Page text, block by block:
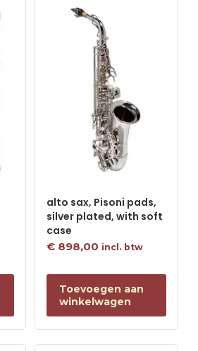
alto sax, Pisoni pads,
silver plated, with soft
case
€ 898,00 incl. btw
Toevoegen aan
winkelwagen